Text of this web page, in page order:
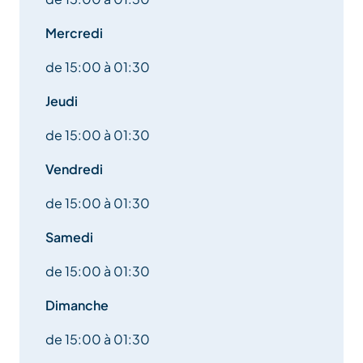
Mercredi
de 15:00 à 01:30
Jeudi
de 15:00 à 01:30
Vendredi
de 15:00 à 01:30
Samedi
de 15:00 à 01:30
Dimanche
de 15:00 à 01:30